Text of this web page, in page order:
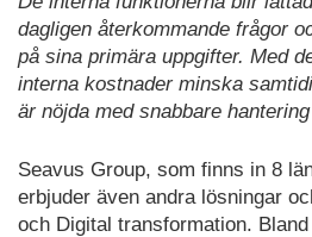
dagligen återkommande frågor
på sina primära uppgifter. Med
interna kostnader minska
är nöjda med snabbare
Seavus Group, som finns in 8
erbjuder även andra lösningar
och Digital transformation.